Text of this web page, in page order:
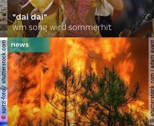
"dai dai"
wm song wird sommerhit
© spitzi-foto / shutterstock.com ©